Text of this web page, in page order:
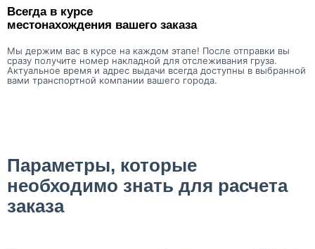
Всегда в курсе
местонахождения вашего заказа
Мы держим вас в курсе на каждом этапе! После отправки вы
сразу получите номер накладной для отслеживания груза.
Актуальное время и адрес выдачи всегда доступны в выбранной
вами транспортной компании вашего города.
Параметры, которые
необходимо знать для расчета
заказа